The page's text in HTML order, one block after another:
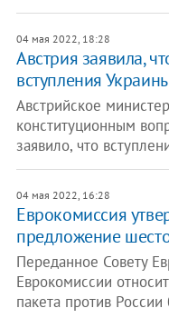
04 мая 2022, 18:28
Австрия заявила,
вступления
Австрийское
конституционным
заявило, что
04 мая 2022, 16:28
Еврокомиссия
предложение
Переданное Совету
Еврокомиссии
пакета против